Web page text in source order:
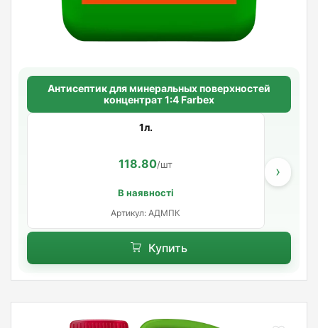
Антисептик для минеральных поверхностей
концентрат 1:4 Farbex
1л.
118.80/шт
В наявності
Артикул: АДМПК
›
Купить